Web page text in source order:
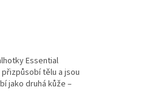
Essential
tělu a jsou
jako druhá kůže –